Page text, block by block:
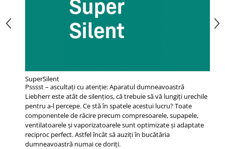
SuperSilent
Psssst – ascultaţi cu atenţie: Aparatul dumneavoastră
Liebherr este atât de silenţios, că trebuie să vă lungiţi urechile
pentru a-l percepe. Ce stă în spatele acestui lucru? Toate
componentele de răcire precum compresoarele, supapele,
ventilatoarele şi vaporizatoarele sunt optimizate şi adaptate
reciproc perfect. Astfel încât să auziţi în bucătăria
dumneavoastră numai ce doriţi.